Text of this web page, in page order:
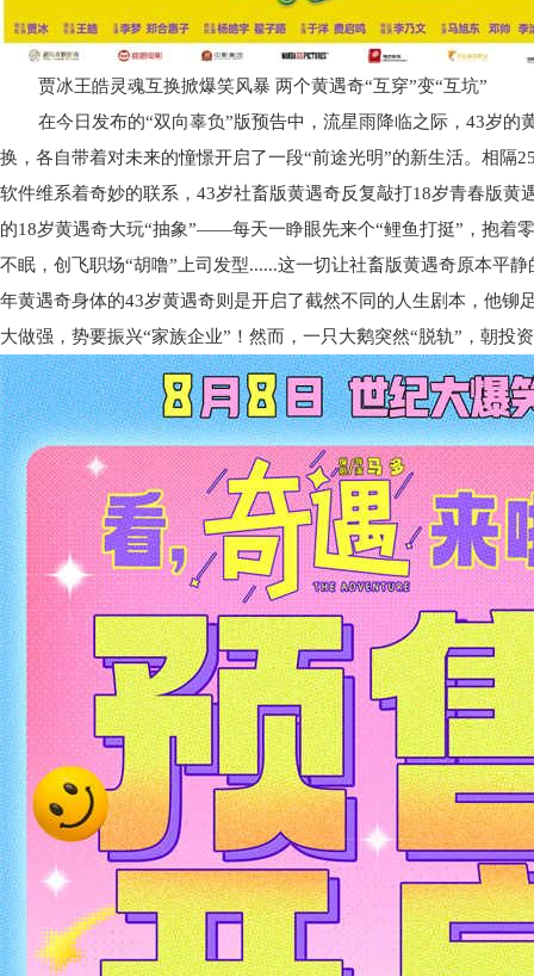
贾冰王皓灵魂互换掀爆笑风暴 两个黄遇奇“互穿”变“互坑”
在今日发布的“双向辜负”版预告中，流星雨降临之际，43岁的
换，各自带着对未来的憧憬开启了一段“前途光明”的新生活。相隔
软件维系着奇妙的联系，43岁社畜版黄遇奇反复敲打18岁青春版黄
的18岁黄遇奇大玩“抽象”——每天一睁眼先来个“鲤鱼打挺”，抱着
不眠，创飞职场“胡噜”上司发型......这一切让社畜版黄遇奇原本平
年黄遇奇身体的43岁黄遇奇则是开启了截然不同的人生剧本，他铆
大做强，势要振兴“家族企业”！然而，一只大鹅突然“脱轨”，朝投